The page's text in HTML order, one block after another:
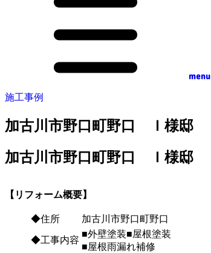
menu
施工事例
加古川市野口町野口 Ｉ様邸
加古川市野口町野口 Ｉ様邸
【リフォーム概要】
◆住所 加古川市野口町野口
◆工事内容
■外壁塗装■屋根塗装
■屋根雨漏れ補修